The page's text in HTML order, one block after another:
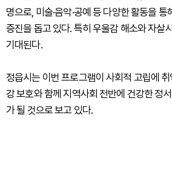
명으로, 미술·음악·공예 등 다양한 활동을
증진을 돕고 있다. 특히 우울감 해소와 자살
기대된다.
정읍시는 이번 프로그램이 사회적 고립에 취
강 보호와 함께 지역사회 전반에 건강한 정
가 될 것으로 보고 있다.